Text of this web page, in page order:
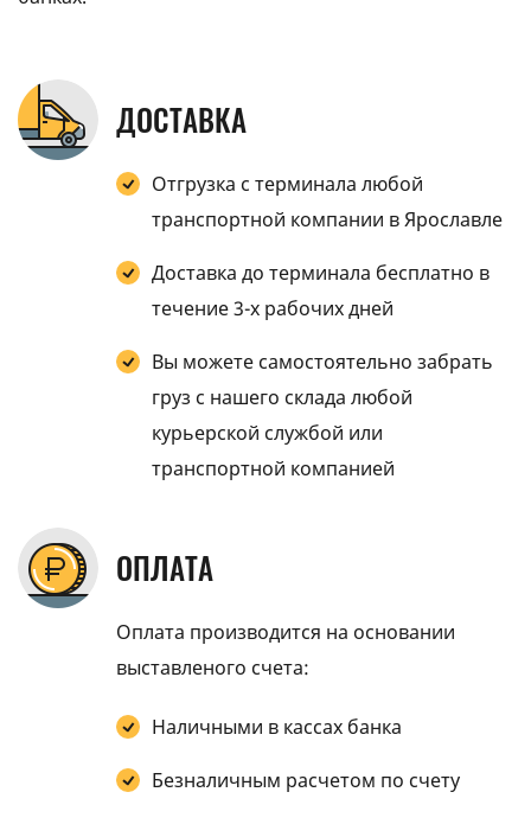
ДОСТАВКА
Отгрузка с терминала любой
транспортной компании в Ярославле
Доставка до терминала бесплатно в
течение 3-х рабочих дней
Вы можете самостоятельно забрать
груз с нашего склада любой
курьерской службой или
транспортной компанией
ОПЛАТА
Оплата производится на основании
выставленого счета:
Наличными в кассах банка
Безналичным расчетом по счету